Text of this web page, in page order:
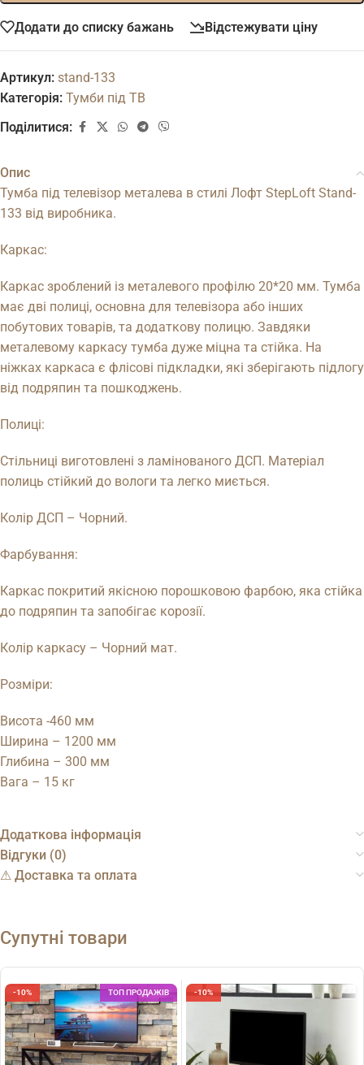
Додати до списку бажань Відстежувати ціну
Артикул: stand-133
Категорія: Тумби під ТВ
Поділитися:
Опис
Тумба під телевізор металева в стилі Лофт StepLoft Stand-
133 від виробника.
Каркас:
Каркас зроблений із металевого профілю 20*20 мм. Тумба
має дві полиці, основна для телевізора або інших
побутових товарів, та додаткову полицю. Завдяки
металевому каркасу тумба дуже міцна та стійка. На
ніжках каркаса є флісові підкладки, які зберігають підлогу
від подряпин та пошкоджень.
Полиці:
Стільниці виготовлені з ламінованого ДСП. Матеріал
полиць стійкий до вологи та легко миється.
Колір ДСП – Чорний.
Фарбування:
Каркас покритий якісною порошковою фарбою, яка стійка
до подряпин та запобігає корозії.
Колір каркасу – Чорний мат.
Розміри:
Висота -460 мм
Ширина – 1200 мм
Глибина – 300 мм
Вага – 15 кг
Додаткова інформація
Відгуки (0)
⚠︎ Доставка та оплата
Супутні товари
-10% ТОП ПРОДАЖІВ -10%